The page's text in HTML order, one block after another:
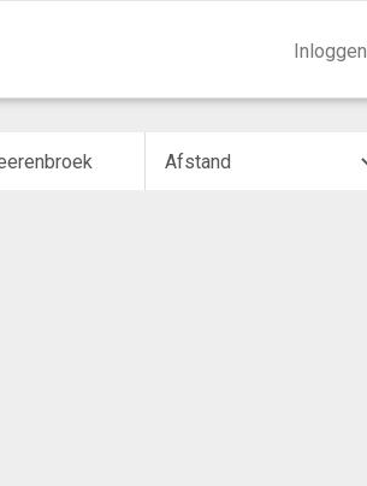
Inloggen